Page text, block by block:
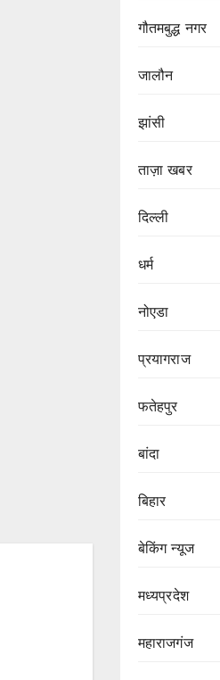
गौतमबुद्ध नगर
जालौन
झांसी
ताज़ा खबर
दिल्ली
धर्म
नोएडा
प्रयागराज
फतेहपुर
बांदा
बिहार
बेकिंग न्यूज
मध्यप्रदेश
महाराजगंज